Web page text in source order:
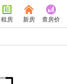
租房 新房 查房价